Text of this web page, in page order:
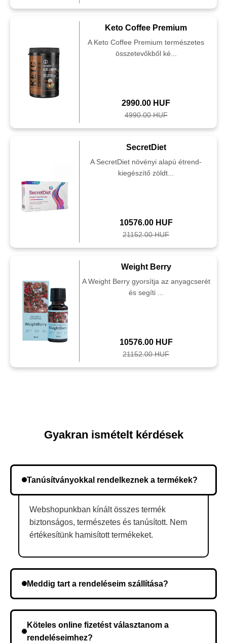
Keto Coffee Premium
A Keto Coffee Premium természetes
összetevőkből ké...
2990.00 HUF
4990.00 HUF
SecretDiet
A SecretDiet növényi alapú étrend-
kiegészítő zöldt...
10576.00 HUF
21152.00 HUF
Weight Berry
A Weight Berry gyorsítja az anyagcserét
és segíti ...
10576.00 HUF
21152.00 HUF
Gyakran ismételt kérdések
Tanúsítványokkal rendelkeznek a termékek?
Webshopunkban kínált összes termék
biztonságos, természetes és tanúsított. Nem
értékesítünk hamisított termékeket.
Meddig tart a rendeléseim szállítása?
kerül, és ez az időtartam függ a szállítási címtől.
Köteles online fizetést választanom a
rendeléseimhez?